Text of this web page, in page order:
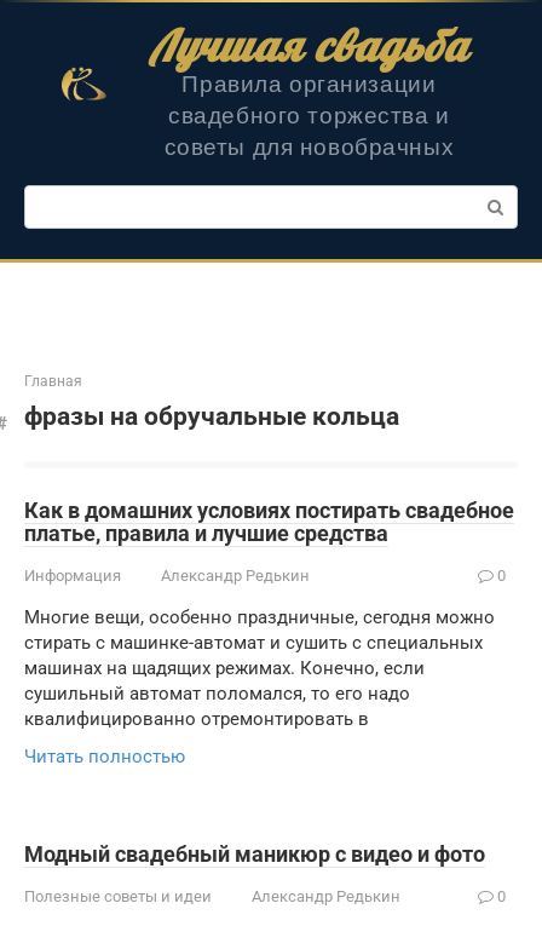
Лучшая свадьба
Правила организации
свадебного торжества и
советы для новобрачных
Поиск:
Главная
фразы на обручальные кольца
Как в домашних условиях постирать свадебное
платье, правила и лучшие средства
Информация Александр Редькин 0
Многие вещи, особенно праздничные, сегодня можно
стирать с машинке-автомат и сушить с специальных
машинах на щадящих режимах. Конечно, если
сушильный автомат поломался, то его надо
квалифицированно отремонтировать в
Читать полностью
Модный свадебный маникюр с видео и фото
Полезные советы и идеи Александр Редькин 0